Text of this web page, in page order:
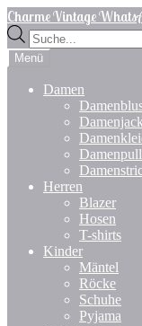
Zur
Navigation
springen
Zum
Inhalt
springen
Charme Vintage
Products
search
Menü
Damen
Herren
Blazer
Hosen
T-shirts
Kinder
Mäntel
Röcke
Schuhe
Pyjama